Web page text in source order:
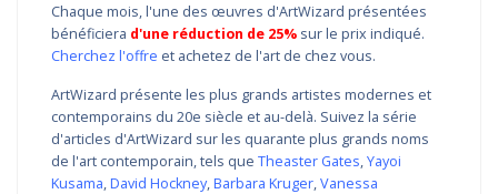
Chaque mois, l'une des œuvres d'ArtWizard présentées
bénéficiera d'une réduction de 25% sur le prix indiqué.
Cherchez l'offre et achetez de l'art de chez vous.
ArtWizard présente les plus grands artistes modernes et
contemporains du 20e siècle et au-delà. Suivez la série
d'articles d'ArtWizard sur les quarante plus grands noms
de l'art contemporain, tels que Theaster Gates,Yayoi
Kusama,David Hockney,Barbara Kruger,Vanessa